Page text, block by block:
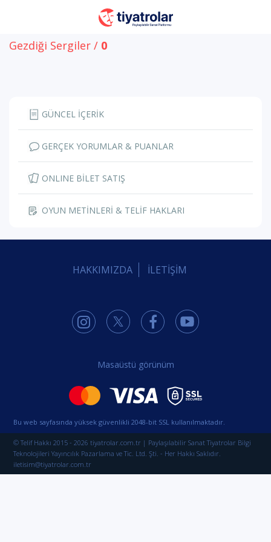
Gezdiği Sergiler / 0
GÜNCEL İÇERİK
GERÇEK YORUMLAR & PUANLAR
ONLINE BİLET SATIŞ
OYUN METİNLERİ & TELİF HAKLARI
HAKKIMIZDA İLETİŞİM
Masaüstü görünüm
Bu web sayfasında yüksek güvenlikli 2048-bit SSL kullanılmaktadır.
© Telif Hakkı 2015 - 2026 tiyatrolar.com.tr | Paylaşılabilir Sanat Tiyatrolar Bilgi
Teknolojileri Yayıncılık Pazarlama ve Tic. Ltd. Şti. - Her Hakkı Saklıdır.
iletisim@tiyatrolar.com.tr